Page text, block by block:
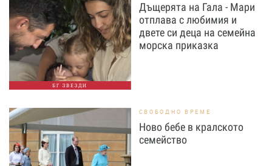
БГ ЗВЕЗДИ
Дъщерята на Гала - Мари
отплава с любимия и
двете си деца на семейна
морска приказка
СВОБОДНО ВРЕМЕ
Ново бебе в кралското
семейство